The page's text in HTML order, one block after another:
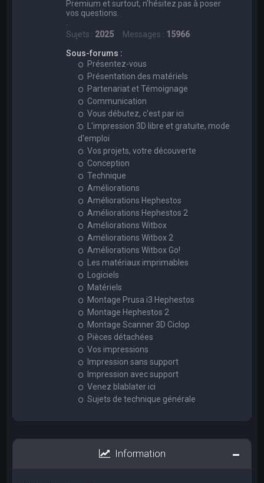
Premium et surtout, n'hésitez pas à poser
vos questions.
Sujets : 2025 Messages : 15966
Sous-forums :
Présentez-vous
Présentation des matériels
Partenariat et Témoignage
Communication
Vous débutez, c'est par ici
L'impression 3D libre et gratuite, mode
d'emploi
Vos projets, votre découverte
Conception
Technique
Améliorations
Améliorations Hephestos
Améliorations Hephestos 2
Améliorations Witbox
Améliorations Witbox 2
Améliorations Witbox Go!
Les matériaux imprimables
Logiciels
Matériels
Montage Prusa i3 Hephestos
Montage Hephestos 2
Montage Scanner 3D Ciclop
Pièces détachées
Vos impressions
Impression sans support
Impression avec support
Venez blablater ici
Sujets de technique générale
Information